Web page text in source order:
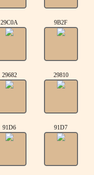
29C0A 9B2F
29682 29810
91D6 91D7